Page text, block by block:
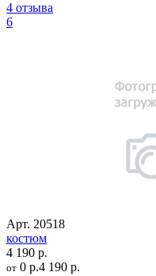
4 отзыва
6
Арт. 20518
костюм
4 190 р.
от 0 р.4 190 р.